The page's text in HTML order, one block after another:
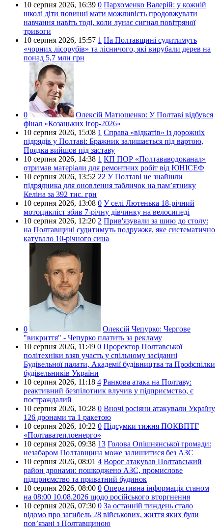
10 серпня 2026, 16:39 0 Пархоменко Валерій: у кожній
школі діти повинні мати можливість продовжувати
навчання навіть тоді, коли лунає сигнал повітряної
тривоги
10 серпня 2026, 15:57 1 На Полтавщині судитимуть
«чорних лісорубів» та лісничого, які вирубали дерев на
понад 5,7 млн грн
0 Олексій Матюшенко: У Полтаві відбувся
фінал «Козацьких ігор-2026»
10 серпня 2026, 15:08 1 Справа «відкатів» із дорожніх
підрядів у Полтаві: Бражник залишається під вартою,
Прядка вийшов під заставу
10 серпня 2026, 14:38 1 КП ПОР «Полтававодоканал»
отримав матеріали для ремонтних робіт від ЮНІСЕФ
10 серпня 2026, 13:52 22 У Полтаві не знайшли
підрядника для оновлення табличок на пам’ятнику
Келіна за 392 тис. грн
10 серпня 2026, 13:08 0 У селі Лютенька 18-річний
мотоцикліст збив 7-річну дівчинку на велосипеді
10 серпня 2026, 12:20 2 Прив'язували за шию до столу:
на Полтавщині судитимуть подружжя, яке систематично
катувало 10-річного сина
0 Олексій Чепурко: Чергове
"викриття" - Чепурко платить за рекламу
10 серпня 2026, 11:49 0 Проректор Полтавської
політехніки взяв участь у спільному засіданні
Будівельної палати, Академії будівництва та Профспілки
будівельників України
10 серпня 2026, 11:18 4 Ранкова атака на Полтаву:
реактивний безпілотник влучив у підприємство, є
постраждалий
10 серпня 2026, 10:28 0 Вночі росіяни атакували Україну
126 дронами та 1 ракетою
10 серпня 2026, 10:22 0 Підсумки тижня ПОКВПТГ
«Полтаватеплоенерго»
10 серпня 2026, 09:38 13 Голова Опішнянської громади:
незабаром Полтавщина може залишитися без АЗС
10 серпня 2026, 08:01 4 Ворог атакував Полтавський
район дронами: пошкоджено АЗС, промислове
підприємство та приватний будинок
10 серпня 2026, 08:00 0 Оперативна інформація станом
на 08:00 10.08.2026 щодо російського вторгнення
10 серпня 2026, 07:30 0 За останній тиждень стало
відомо про загибель 28 військових, життя яких були
пов’язані з Полтавщиною